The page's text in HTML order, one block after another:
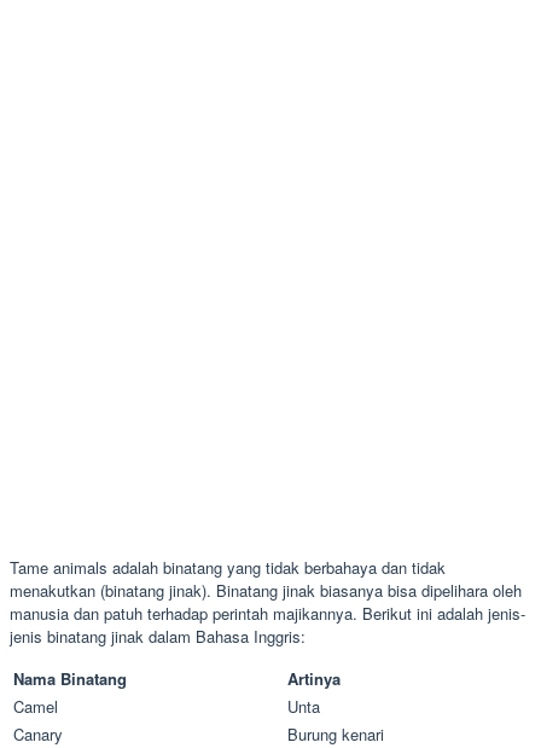
Tame animals adalah binatang yang tidak berbahaya dan tidak
menakutkan (binatang jinak). Binatang jinak biasanya bisa dipelihara oleh
manusia dan patuh terhadap perintah majikannya. Berikut ini adalah jenis-
jenis binatang jinak dalam Bahasa Inggris:
Nama Binatang
Artinya
Camel
Unta
Canary
Burung kenari